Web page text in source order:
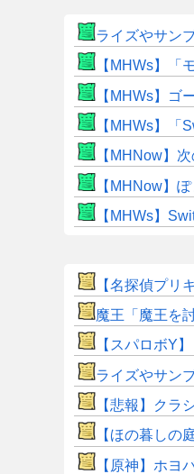
ライズやサン
【MHWs】「
【MHWs】ゴ
【MHWs】「
【MHNow】
【MHNow】
【MHWs】
【名探偵プリ
魔王「魔王を
【スパロボY
ライズやサン
【悲報】クラ
【ほの暮しの
【原神】ホヨ